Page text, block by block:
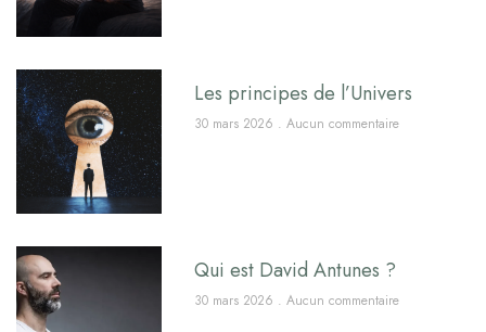
Les principes de l’Univers
30 mars 2026 Aucun commentaire
Qui est David Antunes ?
30 mars 2026 Aucun commentaire